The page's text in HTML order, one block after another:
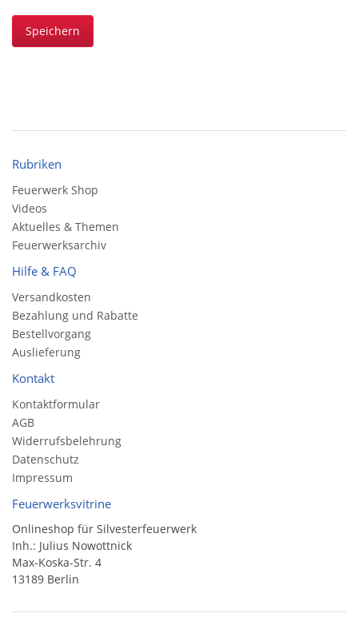
Speichern
Rubriken
Feuerwerk Shop
Videos
Aktuelles & Themen
Feuerwerksarchiv
Hilfe & FAQ
Versandkosten
Bezahlung und Rabatte
Bestellvorgang
Auslieferung
Kontakt
Kontaktformular
AGB
Widerrufsbelehrung
Datenschutz
Impressum
Feuerwerksvitrine
Onlineshop für Silvesterfeuerwerk
Inh.: Julius Nowottnick
Max-Koska-Str. 4
13189 Berlin